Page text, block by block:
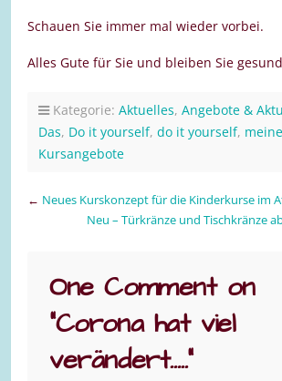
Schauen Sie immer mal wieder vorbei.
Alles Gute für Sie und bleiben Sie
Kategorie: Aktuelles, Angebote &
Das, Do it yourself, do it yourself, meine
Kursangebote
← Neues Kurskonzept für die Kinderkurse im
Neu – Türkränze und Tischkränze
One Comment on
“Corona hat viel
verändert…..”